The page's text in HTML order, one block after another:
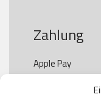
Zahlung
Apple Pay
Paypal